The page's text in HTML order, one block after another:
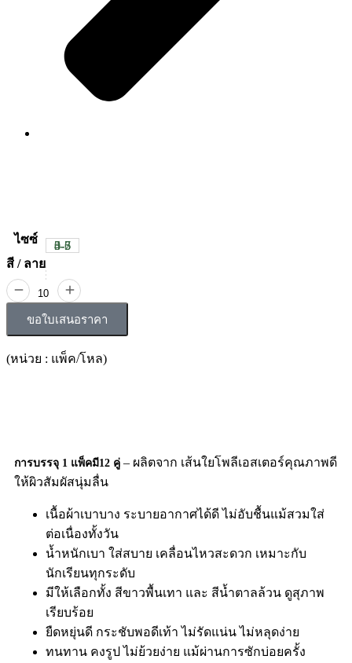
ไซซ์ 0-3
3-5
4-6
5-7
สี / ลาย
ขอใบเสนอราคา
(หน่วย : แพ็ค/โหล)
การบรรจุ 1 แพ็คมี12 คู่ – ผลิตจาก เส้นใยโพลีเอสเตอร์คุณภาพดี
ให้ผิวสัมผัสนุ่มลื่น
เนื้อผ้าเบาบาง ระบายอากาศได้ดี ไม่อับชื้นแม้สวมใส่
ต่อเนื่องทั้งวัน
น้ำหนักเบา ใส่สบาย เคลื่อนไหวสะดวก เหมาะกับ
นักเรียนทุกระดับ
มีให้เลือกทั้ง สีขาวพื้นเทา และ สีน้ำตาลล้วน ดูสุภาพ
เรียบร้อย
ยืดหยุ่นดี กระชับพอดีเท้า ไม่รัดแน่น ไม่หลุดง่าย
ทนทาน คงรูป ไม่ย้วยง่าย แม้ผ่านการซักบ่อยครั้ง